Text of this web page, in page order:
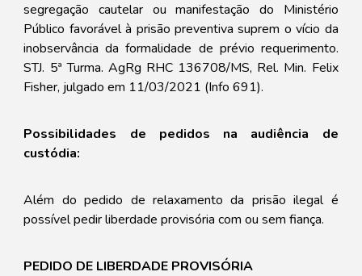
segregação cautelar ou manifestação do Ministério
Público favorável à prisão preventiva suprem o vício da
inobservância da formalidade de prévio requerimento.
STJ. 5ª Turma. AgRg RHC 136708/MS, Rel. Min. Felix
Fisher, julgado em 11/03/2021 (Info 691).
Possibilidades de pedidos na audiência de
custódia:
Além do pedido de relaxamento da prisão ilegal é
possível pedir liberdade provisória com ou sem fiança.
PEDIDO DE LIBERDADE PROVISÓRIA